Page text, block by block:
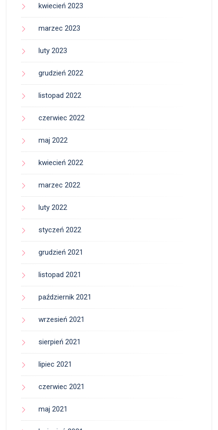
kwiecień 2023
marzec 2023
luty 2023
grudzień 2022
listopad 2022
czerwiec 2022
maj 2022
kwiecień 2022
marzec 2022
luty 2022
styczeń 2022
grudzień 2021
listopad 2021
październik 2021
wrzesień 2021
sierpień 2021
lipiec 2021
czerwiec 2021
maj 2021